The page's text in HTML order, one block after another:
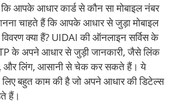
आपके आधार कार्ड से कौन सा मोबाइल नंबर
चाहते हैं कि आपके आधार से जुड़ा मोबाइल
विवरण क्या हैं? UIDAI की ऑनलाइन सर्विस के
के अपने आधार से जुड़ी जानकारी, जैसे लिंक
और लिंग, आसानी से चेक कर सकते हैं। ये
बहुत काम की है जो अपने आधार की डिटेल्स
हैं।